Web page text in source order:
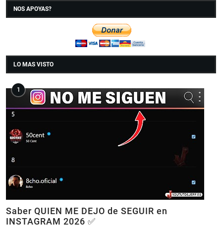
NOS APOYAS?
LO MAS VISTO
Saber QUIEN ME DEJO de SEGUIR en
INSTAGRAM 2026 ✅